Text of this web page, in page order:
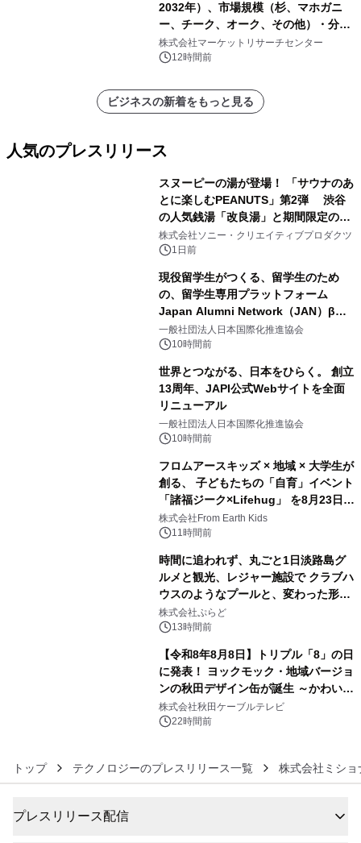
2032年）、市場規模（杉、マホガニ
ー、チーク、オーク、その他）・分析
レポートを発表
株式会社マーケットリサーチセンター
12時間前
ビジネスの新着をもっと見る
人気のプレスリリース
スヌーピーの湯が登場！ 「サウナのあ
とに楽しむPEANUTS」第2弾 渋谷
の人気銭湯「改良湯」と期間限定のコ
ラボレーション サウナイキタイコラ
ボグッズも発売決定！
株式会社ソニー・クリエイティブプロダクツ
1日前
現役留学生がつくる、留学生のため
の、留学生専用プラットフォーム
Japan Alumni Network（JAN）β版
をリリース
一般社団法人日本国際化推進協会
10時間前
世界とつながる、日本をひらく。 創立
13周年、JAPI公式Webサイトを全面
リニューアル
一般社団法人日本国際化推進協会
10時間前
フロムアースキッズ × 地域 × 大学生が
創る、 子どもたちの「自育」イベント
「諸福ジーク×Lifehug」 を8月23日
(日)開催
株式会社From Earth Kids
11時間前
時間に追われず、丸ごと1日淡路島グ
ルメと観光、レジャー施設で クラブハ
ウスのようなプールと、変わった形の
サウナも 「THE BOXY AWAJI」のお
得な素泊まり連泊プランで
株式会社ぷらど
13時間前
【令和8年8月8日】トリプル「8」の日
に発表！ ヨックモック・地域バージョ
ンの秋田デザイン缶が誕生 ～かわいい
秋田犬の子犬と秋田の四季と名所を巡
るパッケージ～ 9月1日(火)秋田県内で
株式会社秋田ケーブルテレビ
22時間前
トップ テクノロジーのプレスリリース一覧 株式会社ミショ
プレスリリース配信